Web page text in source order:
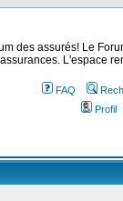
des assurés! Le
L'espace
FAQ
Profil